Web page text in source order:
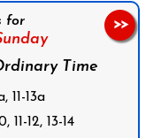
for
Time
11-13a
11-12, 13-14
>>